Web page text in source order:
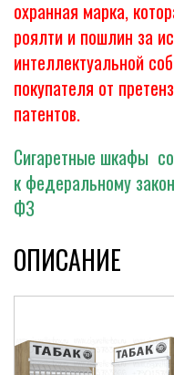
охранная марка,
роялти и пошлин за
интеллектуальной
покупателя от
патентов.
Сигаретные шкафы
к федеральному
ФЗ
ОПИСАНИЕ